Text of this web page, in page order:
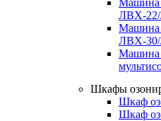
Машина
ЛВХ-
Машина
ЛВХ-
Машина
Шкафы
Шкаф
Шкаф